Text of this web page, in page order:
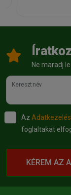
Ne maradj
Keresztnév
Az
foglaltakat
KÉREM AZ